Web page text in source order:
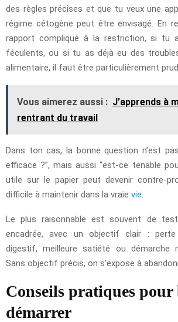
des règles précises et que tu veux une
régime cétogène peut être envisagé. En
rapport compliqué à la restriction, si tu
féculents, ou si tu as déjà eu des
alimentaire, il faut être particulièrement
Vous aimerez aussi : J’apprends à
rentrant du travail
Dans ton cas, la bonne question n’est
efficace ?”, mais aussi “est-ce tenable
utile sur le papier peut devenir contre-
difficile à maintenir dans la vraie vie
Le plus raisonnable est souvent de
encadrée, avec un objectif clair :
digestif, meilleure satiété ou démarche
Sans objectif précis, on s’expose à
Conseils pratiques pour
démarrer